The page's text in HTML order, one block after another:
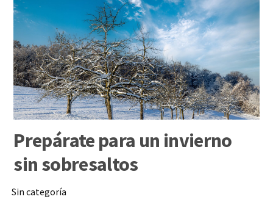
Prepárate para un invierno
sin sobresaltos
Sin categoría